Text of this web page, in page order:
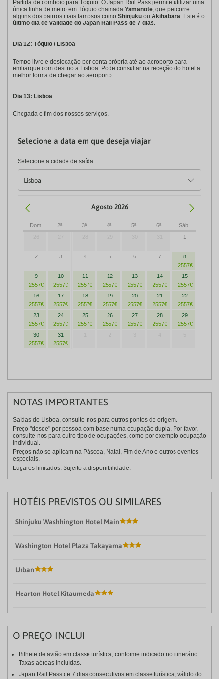
Partida de comboio para Tóquio. O Japan Rail Pass permite utilizar uma
única linha de metro em Tóquio chamada Yamanote, que percorre
alguns dos bairros mais famosos como Shinjuku ou Akihabara. Este é o
último dia de validade do Japan Rail Pass de 7 dias.
Dia 12: Tóquio / Lisboa
Tempo livre e deslocação por conta própria até ao aeroporto para
embarque com destino a Lisboa. Pode consultar na receção do hotel a
melhor forma de chegar ao aeroporto.
Dia 13: Lisboa
Chegada e fim dos nossos serviços.
Selecione a data em que deseja viajar
Selecione a cidade de saída
Agosto 2026
Dom 2ª 3ª 4ª 5ª 6ª
Sáb
1
2 3 4 5 6 7
8
2557€
9
2557€
10
2557€
11
2557€
12
2557€
13
2557€
14
2557€
15
2557€
16
2557€
17
2557€
18
2557€
19
2557€
20
2557€
21
2557€
22
2557€
23
2557€
24
2557€
25
2557€
26
2557€
27
2557€
28
2557€
29
2557€
30
2557€
31
2557€
NOTAS IMPORTANTES
Saídas de Lisboa, consulte-nos para outros pontos de origem.
Preço "desde" por pessoa com base numa ocupação dupla. Por favor,
consulte-nos para outro tipo de ocupações, como por exemplo ocupação
individual.
Preços não se aplicam na Páscoa, Natal, Fim de Ano e outros eventos
especiais.
Lugares limitados. Sujeito a disponibilidade.
HOTÉIS PREVISTOS OU SIMILARES
Shinjuku Washhington Hotel Main
Washington Hotel Plaza Takayama
Urban
Hearton Hotel Kitaumeda
O PREÇO INCLUI
Bilhete de avião em classe turística, conforme indicado no itinerário.
Taxas aéreas incluídas.
Japan Rail Pass de 7 dias consecutivos em classe turística, válido do